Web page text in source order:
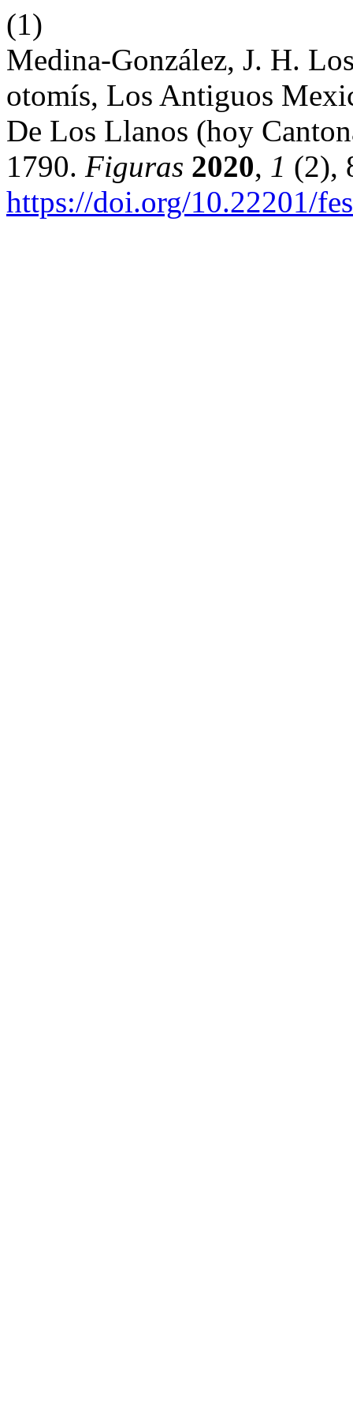
(1)
Medina-González, J. H.
otomís, Los Antiguos
De Los Llanos (hoy
1790. Figuras 2020, 1 (2),
https://doi.org/10.22201/